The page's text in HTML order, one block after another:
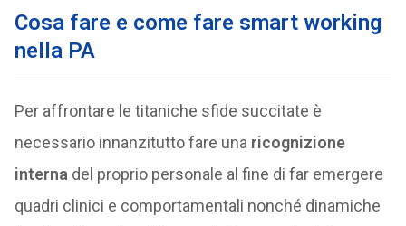
Cosa fare e come fare smart working
nella PA
Per affrontare le titaniche sfide succitate è
necessario innanzitutto fare una ricognizione
interna del proprio personale al fine di far emergere
quadri clinici e comportamentali nonché dinamiche